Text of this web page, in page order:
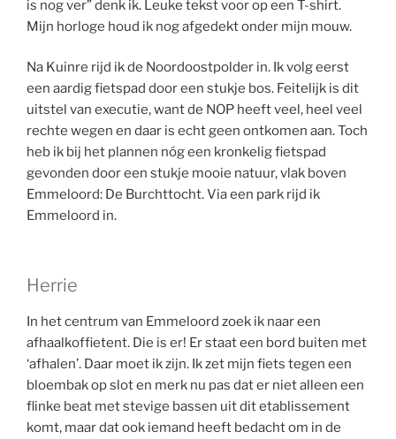
is nog ver” denk ik. Leuke tekst voor op een T-shirt.
Mijn horloge houd ik nog afgedekt onder mijn mouw.
Na Kuinre rijd ik de Noordoostpolder in. Ik volg eerst
een aardig fietspad door een stukje bos. Feitelijk is dit
uitstel van executie, want de NOP heeft veel, heel veel
rechte wegen en daar is echt geen ontkomen aan. Toch
heb ik bij het plannen nóg een kronkelig fietspad
gevonden door een stukje mooie natuur, vlak boven
Emmeloord: De Burchttocht. Via een park rijd ik
Emmeloord in.
Herrie
In het centrum van Emmeloord zoek ik naar een
afhaalkoffietent. Die is er! Er staat een bord buiten met
‘afhalen’. Daar moet ik zijn. Ik zet mijn fiets tegen een
bloembak op slot en merk nu pas dat er niet alleen een
flinke beat met stevige bassen uit dit etablissement
komt, maar dat ook iemand heeft bedacht om in de